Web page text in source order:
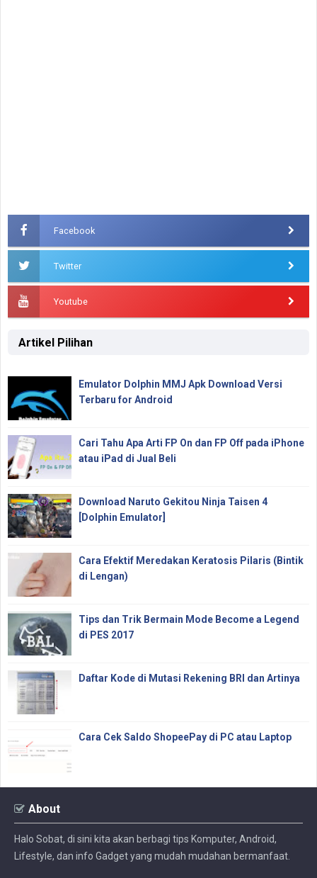
Facebook
Twitter
Youtube
Artikel Pilihan
Emulator Dolphin MMJ Apk Download Versi
Terbaru for Android
Cari Tahu Apa Arti FP On dan FP Off pada iPhone
atau iPad di Jual Beli
Download Naruto Gekitou Ninja Taisen 4
[Dolphin Emulator]
Cara Efektif Meredakan Keratosis Pilaris (Bintik
di Lengan)
Tips dan Trik Bermain Mode Become a Legend
di PES 2017
Daftar Kode di Mutasi Rekening BRI dan Artinya
Cara Cek Saldo ShopeePay di PC atau Laptop
About
Halo Sobat, di sini kita akan berbagi tips Komputer, Android,
Lifestyle, dan info Gadget yang mudah mudahan bermanfaat.